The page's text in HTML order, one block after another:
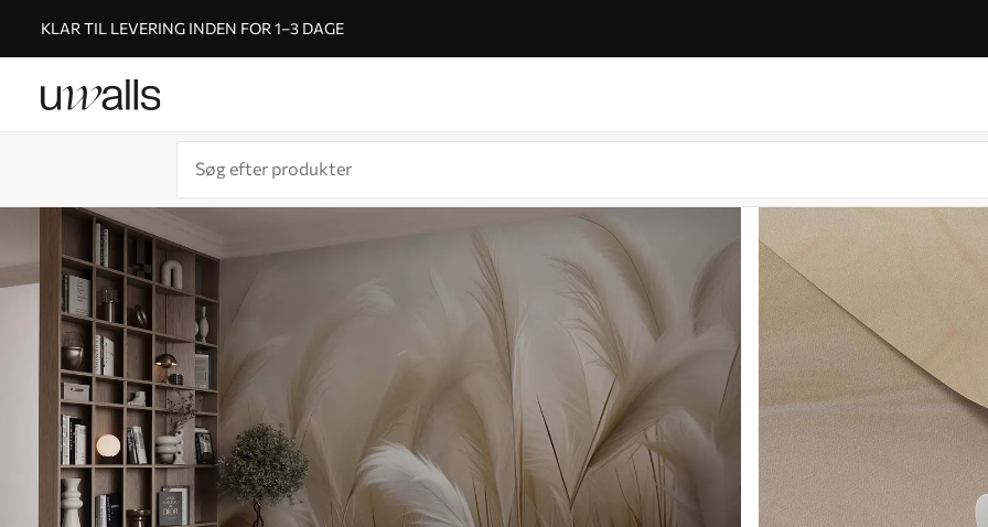
KLAR TIL LEVERING INDEN FOR 1–3 DAGE